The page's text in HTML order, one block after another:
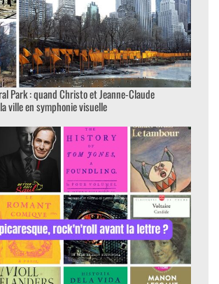
Park : quand Christo et Jeanne-Claude
ville en symphonie visuelle